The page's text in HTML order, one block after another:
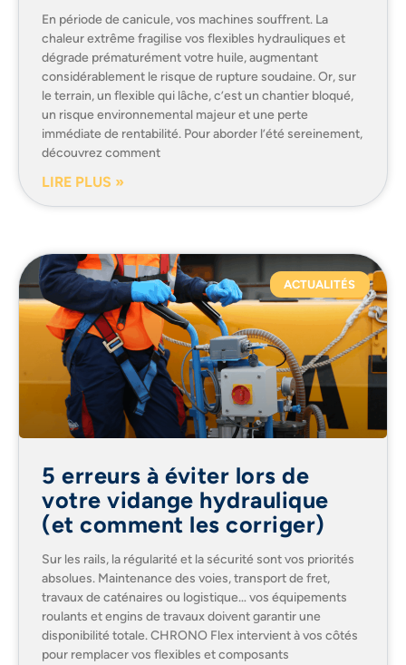
En période de canicule, vos machines souffrent. La
chaleur extrême fragilise vos flexibles hydrauliques et
dégrade prématurément votre huile, augmentant
considérablement le risque de rupture soudaine. Or, sur
le terrain, un flexible qui lâche, c’est un chantier bloqué,
un risque environnemental majeur et une perte
immédiate de rentabilité. Pour aborder l’été sereinement,
découvrez comment
LIRE PLUS »
ACTUALITÉS
5 erreurs à éviter lors de
votre vidange hydraulique
(et comment les corriger)
Sur les rails, la régularité et la sécurité sont vos priorités
absolues. Maintenance des voies, transport de fret,
travaux de caténaires ou logistique… vos équipements
roulants et engins de travaux doivent garantir une
disponibilité totale. CHRONO Flex intervient à vos côtés
pour remplacer vos flexibles et composants